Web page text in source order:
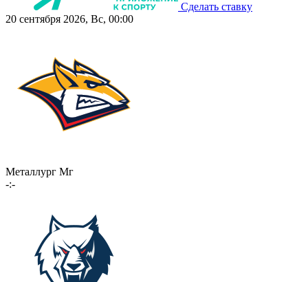
Сделать ставку
20 сентября 2026, Вс, 00:00
Металлург Мг
-:-